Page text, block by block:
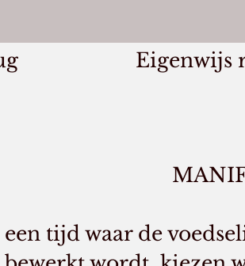
Eigenwijs
tijd waar de